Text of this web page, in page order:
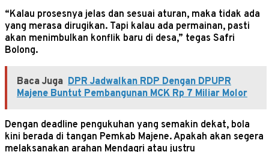
“Kalau prosesnya jelas dan sesuai aturan, maka tidak ada
yang merasa dirugikan. Tapi kalau ada permainan, pasti
akan menimbulkan konflik baru di desa,” tegas Safri
Bolong.
Baca Juga DPR Jadwalkan RDP Dengan DPUPR
Majene Buntut Pembangunan MCK Rp 7 Miliar Molor
Dengan deadline pengukuhan yang semakin dekat, bola
kini berada di tangan Pemkab Majene. Apakah akan segera
melaksanakan arahan Mendagri atau justru